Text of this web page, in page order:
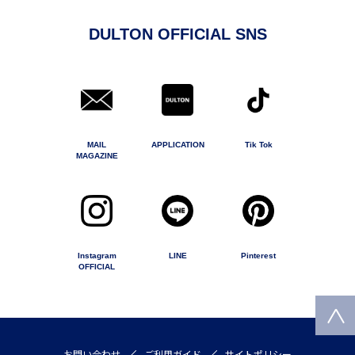
DULTON OFFICIAL SNS
MAIL
MAGAZINE
APPLICATION Tik Tok
Instagram
OFFICIAL
LINE Pinterest